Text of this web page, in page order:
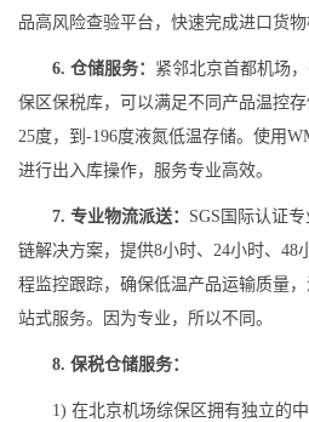
品高风险查验平台，快速完成进口货物
6. 仓储服务： 紧邻北京首都机场
保区保税库，可以满足不同产品温控
25度，到-196度液氮低温存储。使用
进行出入库操作，服务专业高效。
7. 专业物流派送： SGS国际认证
链解决方案，提供8小时、24小时、48
程监控跟踪，确保低温产品运输质量
站式服务。因为专业，所以不同。
8. 保税仓储服务：
1) 在北京机场综保区拥有独立的